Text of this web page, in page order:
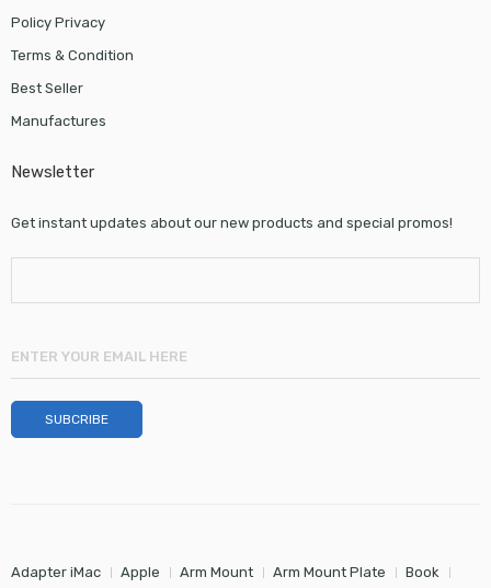
Policy Privacy
Terms & Condition
Best Seller
Manufactures
Newsletter
Get instant updates about our new products and special promos!
Adapter iMac Apple Arm Mount Arm Mount Plate Book